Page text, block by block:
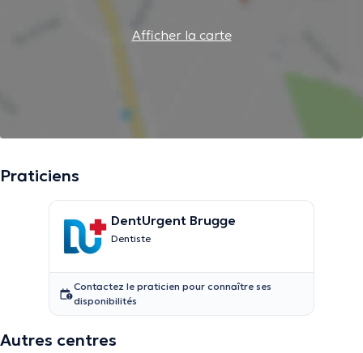
Afficher la carte
Praticiens
DentUrgent Brugge
Dentiste
Contactez le praticien pour connaître ses
disponibilités
Autres centres